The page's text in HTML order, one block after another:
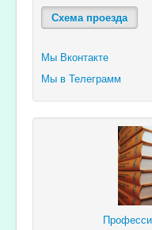
Схема проезда
Мы Вконтакте
Мы в Телеграмм